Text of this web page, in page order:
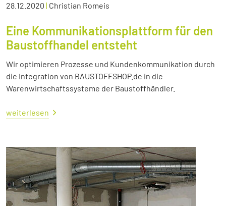
28.12.2020 | Christian Romeis
Eine Kommunikationsplattform für den
Baustoffhandel entsteht
Wir optimieren Prozesse und Kundenkommunikation durch
die Integration von BAUSTOFFSHOP.de in die
Warenwirtschaftssysteme der Baustoffhändler.
weiterlesen